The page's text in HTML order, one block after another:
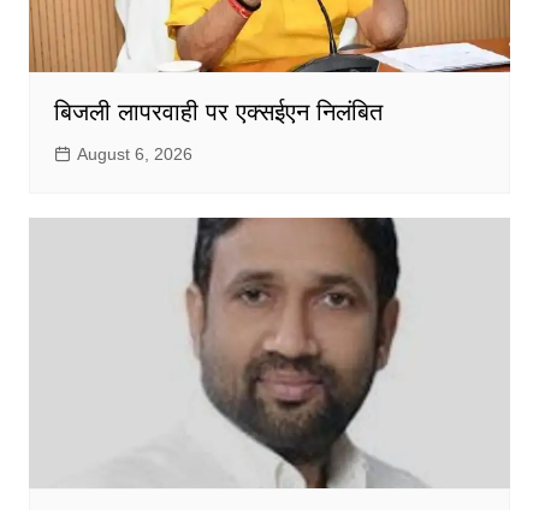
बिजली लापरवाही पर एक्सईएन निलंबित
August 6, 2026